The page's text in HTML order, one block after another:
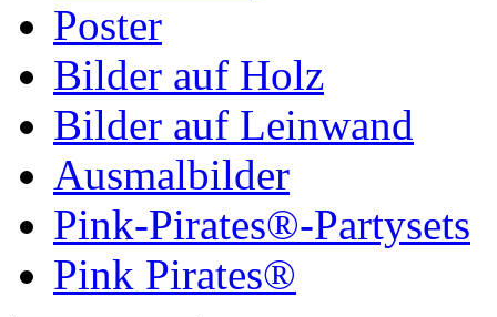
Poster
Bilder auf Holz
Bilder auf Leinwand
Ausmalbilder
Pink-Pirates®-Partysets
Pink Pirates®